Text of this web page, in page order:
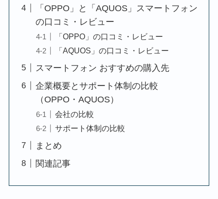
「OPPO」と「AQUOS」スマートフォン
の口コミ・レビュー
「OPPO」の口コミ・レビュー
「AQUOS」の口コミ・レビュー
スマートフォン おすすめの購入先
企業概要とサポート体制の比較
（OPPO・AQUOS）
会社の比較
サポート体制の比較
まとめ
関連記事